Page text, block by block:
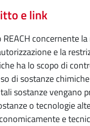
e link
concernente
e la
ha lo scopo di
di sostanze
sostanze vengano
o tecnologie
e